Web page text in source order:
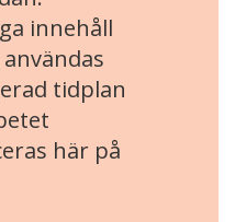
innehåll
tidplan
här på